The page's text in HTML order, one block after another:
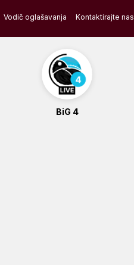
Vodič oglašavanja Kontaktirajte nas
BiG 4